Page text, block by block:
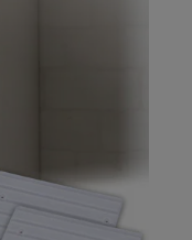
購入手続きへ